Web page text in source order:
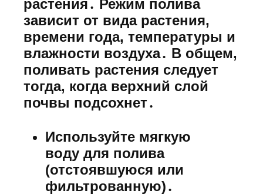
растения․ Режим полива
зависит от вида растения,
времени года, температуры и
влажности воздуха․ В общем,
поливать растения следует
тогда, когда верхний слой
почвы подсохнет․
Используйте мягкую
воду для полива
(отстоявшуюся или
фильтрованную)․